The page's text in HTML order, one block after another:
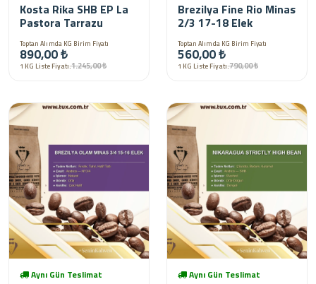
Kosta Rika SHB EP La
Pastora Tarrazu
Toptan Alımda KG Birim Fiyatı
890,00 ₺
1 KG Liste Fiyatı:1.245,00 ₺
Brezilya Fine Rio Minas
2/3 17-18 Elek
Toptan Alımda KG Birim Fiyatı
560,00 ₺
1 KG Liste Fiyatı:790,00 ₺
Aynı Gün Teslimat Aynı Gün Teslimat